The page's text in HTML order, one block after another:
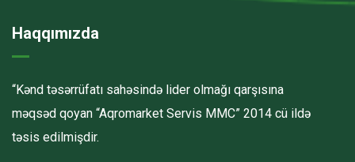
Haqqımızda
“Kənd təsərrüfatı sahəsində lider olmağı qarşısına
məqsəd qoyan “Aqromarket Servis MMC” 2014 cü ildə
təsis edilmişdir.